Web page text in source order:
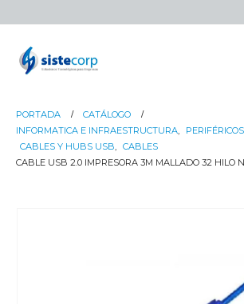
PORTADA
CATÁLOGO
INFORMATICA E INFRAESTRUCTURA,
CABLES Y HUBS USB, CABLES
CABLE USB 2.0 IMPRESORA 3M MALLADO 32 HILO